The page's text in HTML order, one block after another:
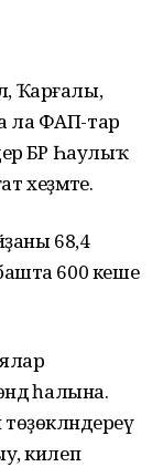
Ҡарғалы,
ла ФАП-тар
БР Һаулыҡ
хеҙмәте.
68,4
600 кеше
һалына.
килеп